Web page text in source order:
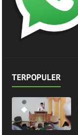
TERPOPULER